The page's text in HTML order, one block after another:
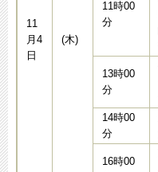
11
月4
日
(木)
11時00
分
13時00
分
14時00
分
16時00